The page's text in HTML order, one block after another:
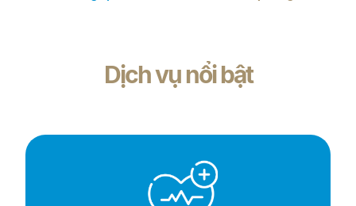
Dịch vụ nổi bật